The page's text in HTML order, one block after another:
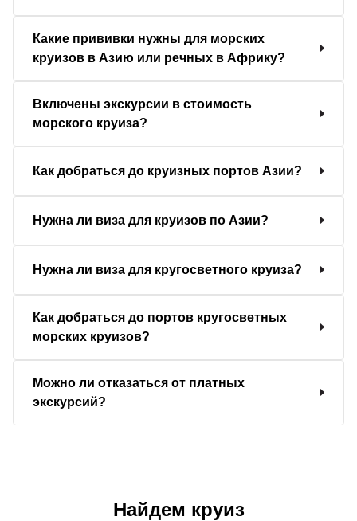
Какие прививки нужны для морских
круизов в Азию или речных в Африку?
Включены экскурсии в стоимость
морского круиза?
Как добраться до круизных портов Азии?
Нужна ли виза для круизов по Азии?
Нужна ли виза для кругосветного круиза?
Как добраться до портов кругосветных
морских круизов?
Можно ли отказаться от платных
экскурсий?
Найдем круиз